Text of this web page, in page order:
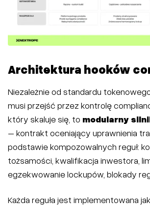
Architektura hooków
Niezależnie od standardu
musi przejść przez kontrolę
który skaluje się, to modularny
– kontrakt oceniający uprawnienia
podstawie kompozowalnych reguł:
tożsamości, kwalifikacja inwestora,
egzekwowanie lockupów, blokady
Każda reguła jest implementowana